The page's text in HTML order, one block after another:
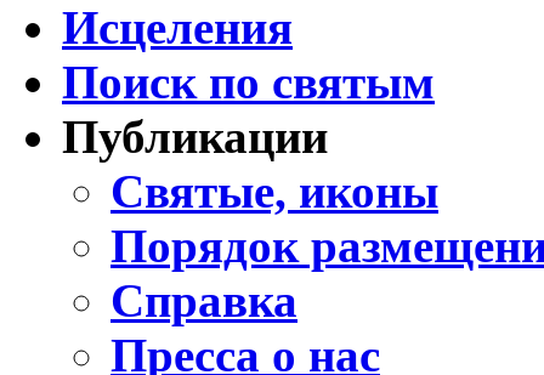
Исцеления
Поиск по святым
Публикации
Святые, иконы
Порядок
Справка
Пресса о нас